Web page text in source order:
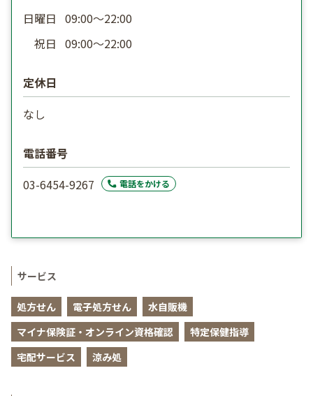
日曜日 09:00〜22:00
祝日 09:00〜22:00
定休日
なし
電話番号
03-6454-9267
電話をかける
サービス
処方せん 電子処方せん
水自販機
マイナ保険証・オンライン資格確認
特定保健指導
宅配サービス
涼み処